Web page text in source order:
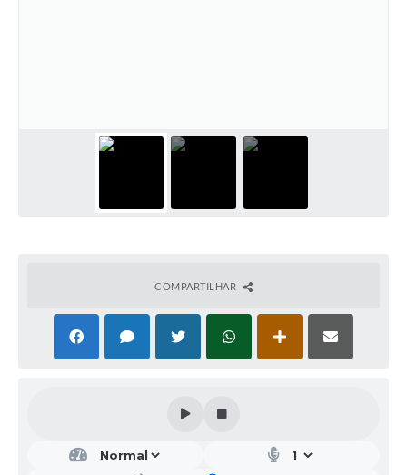
COMPARTILHAR